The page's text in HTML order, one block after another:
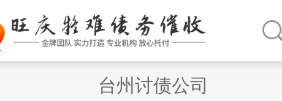
台州讨债公司